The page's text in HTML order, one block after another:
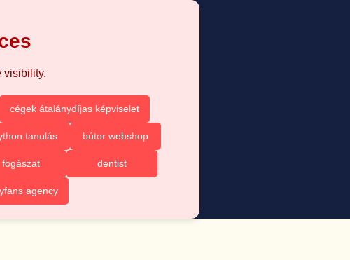
visibility.
cégek átalánydíjas képviselet
tanulás bútor webshop
fogászat dentist
agency